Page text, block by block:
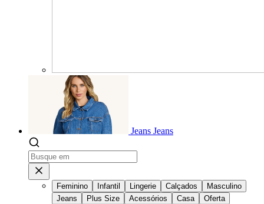
Jeans Jeans
Feminino Infantil Lingerie Calçados
Masculino
Jeans
Plus Size Acessórios Casa Oferta